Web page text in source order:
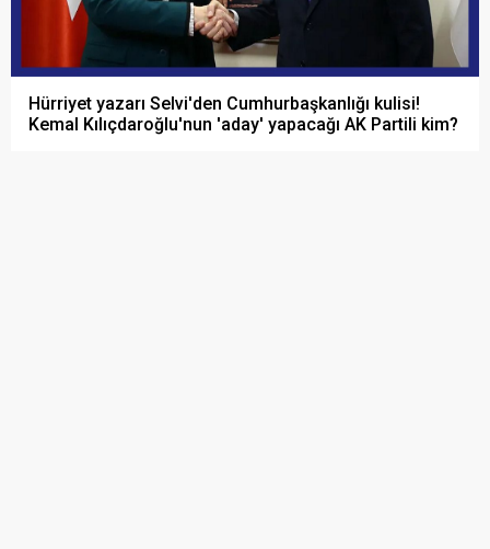
Hürriyet yazarı Selvi'den Cumhurbaşkanlığı kulisi!
Kemal Kılıçdaroğlu'nun 'aday' yapacağı AK Partili kim?